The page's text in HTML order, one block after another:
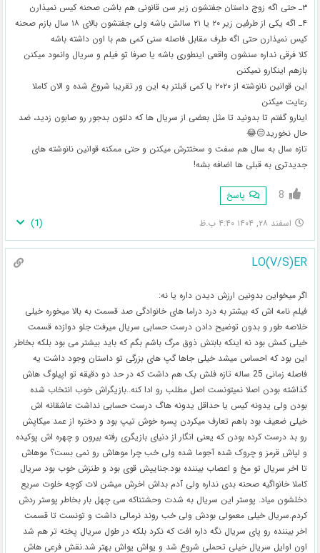
۳ـ حتی اگه زوج داستان جفتشون زیر سن قانونی هم باشن صحنه کیس نمیذارن
۴ـ اگه یکی از طرفین زیر ۲۰ یا ۲۱ سالش باشه ولی جفتشون بالای ۱۸ سال بازم صحنه
کیس نمیذارن حتی اگه طرف مقابل فاصله سنی کمی هم با اون داشته باشه
کلا فرقی نداره سنشون واقعی اینطوری باشه یا صرفا تو فیلم و سریال وانمود میکنن
بازهم اینکارو نمیکنن
این قوانین نانوشته از ۲۰۲۰ یا کمی قبلتر به این ور تقریبا شروع شده و الان کاملا
رعایت میکنن
اینارو گفتم تا بدونید تا مثل بعضی از سریال ها که دلتون بدجور رو صابون زدید، ضد
حال نخورید😔😂
تازه سال به سال هم سفت و سختترش میکنن و حتی ممکنه قوانین نانوشته های
جدیدتری به قبلی ها اضافه بشه!
8 پاسخ
اسفند ۲۸, ۱۴۰۴ ۴:۴۰ ب.ظ (
1
)
LO(V/S)ER
اگر میخواین بدونین ارزش دیدن داره یا نه:
فیلم نامه اش که بیشتر به درد دراما های خانوادگی صد قسمت به بالا میخوره خیلی
خلاصه طور و بدون توضیح دادن درست حسابی سریال میرفت جلو دوازده قسمت
خیلی کمش بود نه اینکه بابتش ذوق مرگ باشم بگم که باید بیشتر می بود بلکه بخاطر
این بود که احساس میشد خیلی جاها گپ های بزرگی تو داستان وجود داشت یه
فاصله زمانی 25 ساله تازه فلش بک هم داشت که در حد دو دقیقه تو اپیلوگ هاش
گذاشته بودن اصلا نمیتونست اصل مطلب رو ادا کنه..بازیگراش خوب انتخاب شده
بودن ولی یدونه کیس یا حداقل یدونه هاگ درست حسابی نداشت عاشقانه اش
خیلی ضعیف بود باهم تعارف میکردن پسره خوش تیپ بود و دختره از عمد میکاپش
رو بد درست کرده بودن که یعنی انگار از دنیای بازیگری رفته بیرون و چهره اش پوکیده
و لپاش قرمز و چروک شده آجوما شده ولی خب چرا موهاش رو نمی بست؟ موهاش
تا اخر سریال تو مخ و اعصاب بیننده بود.جناییش قوی بود و طنزش خوب بود سریال
کاملا خانواگیه صحنه بدی نداره ولی آدم بداش اخرش میشن لات کوچه خلوت سریع
دخلشون میاد. پوستر این سریال به شدت وحشتناکه سی چهل بار بخاطر پوستر ردش
کردم.سریال خیلی معمولی بودش ولی خب روند نرمالی داشت و تونست تا قسمت
اخر بیننده رو پای سریال نگه داره افت که نکرد بلکه در طول سریال پخته تر هم شد
اون اوایل سریال خیلی تحملی شروع شد و یواش یواش بهتر شد.نقش فرعی هاش